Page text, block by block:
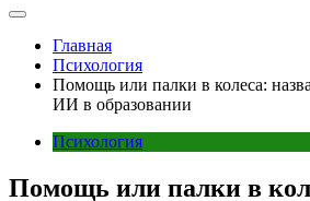
Главная
Психология
Помощь или палки в колеса:
ИИ в образовании
Психология
Помощь или палки в